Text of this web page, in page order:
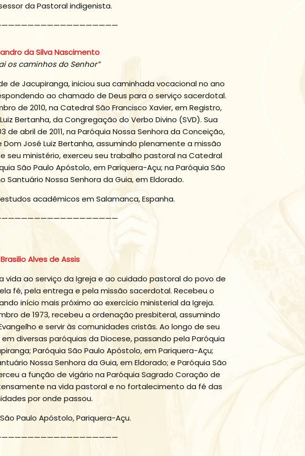
da Pastoral indigenista.
da Silva Nascimento
os caminhos do Senhor”
de Jacupiranga, iniciou sua caminhada vocacional no ano
ao chamado de Deus para o serviço sacerdotal.
de 2010, na Catedral São Francisco Xavier, em Registro,
Bertanha, da Congregação do Verbo Divino (SVD). Sua
abril de 2011, na Paróquia Nossa Senhora da Conceição,
José Luiz Bertanha, assumindo plenamente a missão
seu ministério, exerceu seu trabalho pastoral na Catedral
São Paulo Apóstolo, em Pariquera-Açu; na Paróquia São
Santuário Nossa Senhora da Guia, em Eldorado.
acadêmicos em Salamanca, Espanha.
Alves de Assis
vida ao serviço da Igreja e ao cuidado pastoral do povo de
fé, pela entrega e pela missão sacerdotal. Recebeu o
início mais próximo ao exercício ministerial da Igreja.
de 1973, recebeu a ordenação presbiteral, assumindo
e servir às comunidades cristãs. Ao longo de seu
diversas paróquias da Diocese, passando pela Paróquia
Paróquia São Paulo Apóstolo, em Pariquera-Açu;
Nossa Senhora da Guia, em Eldorado; e Paróquia São
a função de vigário na Paróquia Sagrado Coração de
na vida pastoral e no fortalecimento da fé das
por onde passou.
Paulo Apóstolo, Pariquera-Açu.